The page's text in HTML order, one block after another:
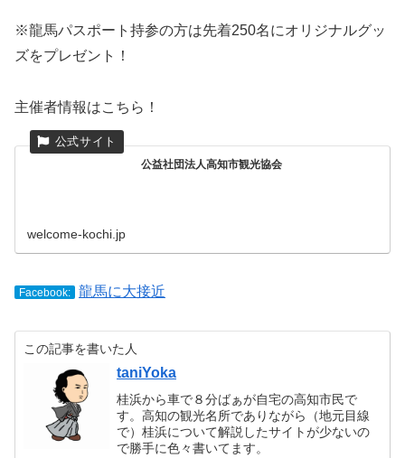
※龍馬パスポート持参の方は先着250名にオリジナルグッ
ズをプレゼント！
主催者情報はこちら！
公益社団法人高知市観光協会
welcome-kochi.jp
Facebook: 龍馬に大接近
この記事を書いた人
taniYoka
桂浜から車で８分ばぁが自宅の高知市民で
す。高知の観光名所でありながら（地元目線
で）桂浜について解説したサイトが少ないの
で勝手に色々書いてます。